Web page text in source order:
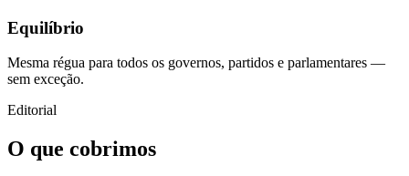
Equilíbrio
Mesma régua para todos os governos, partidos e parlamentares —
sem exceção.
Editorial
O que cobrimos